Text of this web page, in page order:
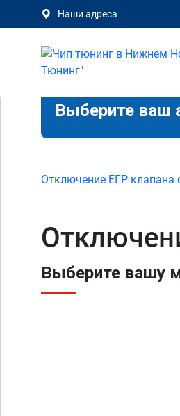
Наши адреса
Выберите ваш
Отключение ЕГР клапана
Выберите вашу